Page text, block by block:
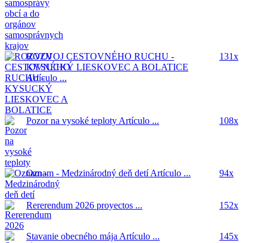
ROZVOJ CESTOVNÉHO RUCHU -
KYSUCKÝ LIESKOVEC A BOLATICE
Artículo ...
131x
Pozor na vysoké teploty Artículo ... 108x
Oznam - Medzinárodný deň detíArtículo ... 94x
Rererendum 2026 proyectos ... 152x
Stavanie obecného mája Artículo ... 145x